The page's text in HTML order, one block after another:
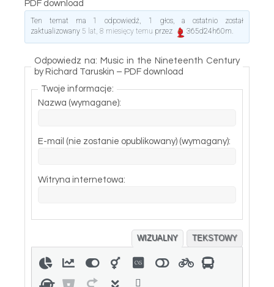
PDF download
Ten temat ma 1 odpowiedź, 1 głos, a ostatnio został
zaktualizowany 5 lat, 8 miesięcy temu przez 365d24h60m.
Odpowiedz na: Music in the Nineteenth Century
by Richard Taruskin – PDF download
Twoje informacje:
Nazwa (wymagane):
E-mail (nie zostanie opublikowany) (wymagany):
Witryna internetowa:
WIZUALNY TEKSTOWY